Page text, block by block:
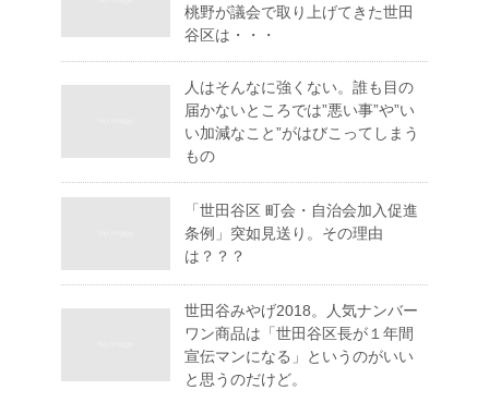
桃野が議会で取り上げてきた世田
谷区は・・・
人はそんなに強くない。誰も目の
届かないところでは”悪い事”や”い
い加減なこと”がはびこってしまう
もの
「世田谷区 町会・自治会加入促進
条例」突如見送り。その理由
は？？？
世田谷みやげ2018。人気ナンバー
ワン商品は「世田谷区長が１年間
宣伝マンになる」というのがいい
と思うのだけど。